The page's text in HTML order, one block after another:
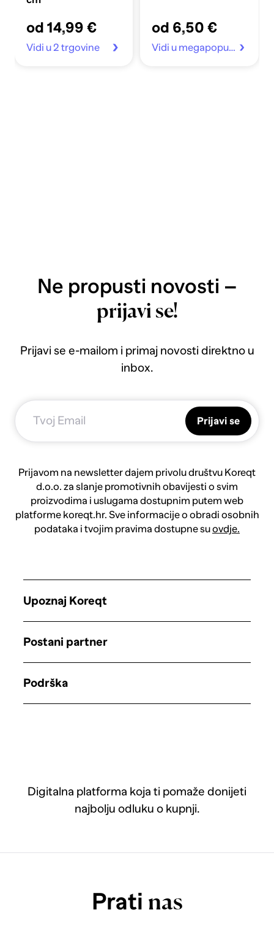
od 14,99 €
Vidi u 2 trgovine
od 6,50 €
Vidi u megapopust.hr
Ne propusti novosti –
prijavi se!
Prijavi se e-mailom i primaj novosti direktno u
inbox.
Prijavi se
Prijavom na newsletter dajem privolu društvu Koreqt
d.o.o. za slanje promotivnih obavijesti o svim
proizvodima i uslugama dostupnim putem web
platforme koreqt.hr. Sve informacije o obradi osobnih
podataka i tvojim pravima dostupne suovdje.
Digitalna platforma koja ti pomaže donijeti
najbolju odluku o kupnji.
Upoznaj Koreqt
Postani partner
Podrška
Prati nas